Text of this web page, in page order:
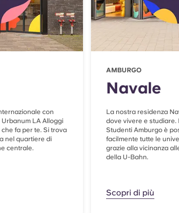
con
LA Alloggi
fa per te. Si trova
nel quartiere di
centrale.
AMBURGO
Navale
La nostra residenza
dove vivere e studiare.
Studenti Amburgo è
facilmente tutte le
grazie alla vicinanza
della U-Bahn.
Scopri di più